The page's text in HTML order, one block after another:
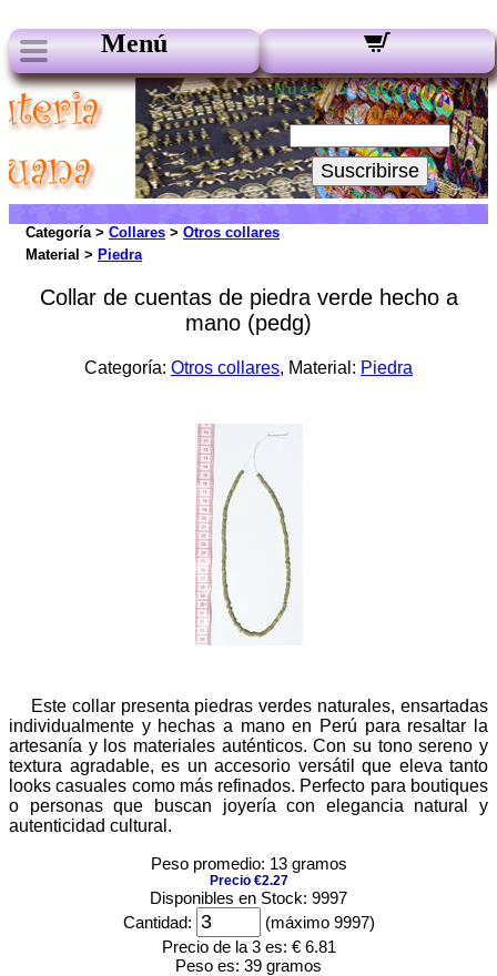
Menú
Nuestros boletines:
Su Email:
Suscribirse
Categoría > Collares > Otros collares
Material > Piedra
Collar de cuentas de piedra verde hecho a
mano (pedg)
Categoría: Otros collares, Material: Piedra
Este collar presenta piedras verdes naturales, ensartadas
individualmente y hechas a mano en Perú para resaltar la
artesanía y los materiales auténticos. Con su tono sereno y
textura agradable, es un accesorio versátil que eleva tanto
looks casuales como más refinados. Perfecto para boutiques
o personas que buscan joyería con elegancia natural y
autenticidad cultural.
Peso promedio: 13 gramos
Precio €2.27
Disponibles en Stock: 9997
Cantidad:
(máximo 9997)
Precio de la 3 es: € 6.81
Peso es: 39 gramos